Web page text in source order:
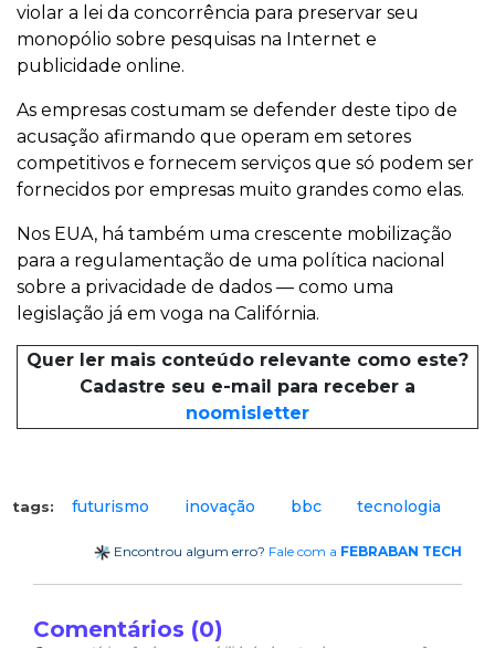
violar a lei da concorrência para preservar seu
monopólio sobre pesquisas na Internet e
publicidade online.
As empresas costumam se defender deste tipo de
acusação afirmando que operam em setores
competitivos e fornecem serviços que só podem ser
fornecidos por empresas muito grandes como elas.
Nos EUA, há também uma crescente mobilização
para a regulamentação de uma política nacional
sobre a privacidade de dados — como uma
legislação já em voga na Califórnia.
Quer ler mais conteúdo relevante como este?
Cadastre seu e-mail para receber a
noomisletter
tags: futurismo inovação bbc tecnologia
Encontrou algum erro? Fale com a FEBRABAN TECH
Comentários (0)